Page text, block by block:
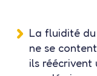
La fluidité
ne se
ils réécrivent